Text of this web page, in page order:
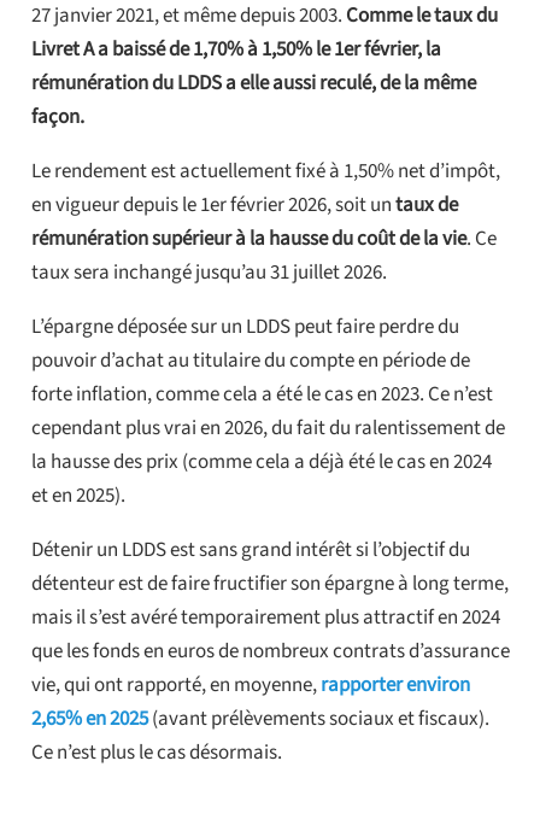
27 janvier 2021, et même depuis 2003. Comme le taux du
Livret A a baissé de 1,70% à 1,50% le 1er février, la
rémunération du LDDS a elle aussi reculé, de la même
façon.
Le rendement est actuellement fixé à 1,50% net d’impôt,
en vigueur depuis le 1er février 2026, soit untaux de
rémunération supérieur à la hausse du coût de la vie. Ce
taux sera inchangé jusqu’au 31 juillet 2026.
L’épargne déposée sur un LDDS peut faire perdre du
pouvoir d’achat au titulaire du compte en période de
forte inflation, comme cela a été le cas en 2023. Ce n’est
cependant plus vrai en 2026, du fait du ralentissement de
la hausse des prix (comme cela a déjà été le cas en 2024
et en 2025).
Détenir un LDDS est sans grand intérêt si l’objectif du
détenteur est de faire fructifier son épargne à long terme,
mais il s’est avéré temporairement plus attractif en 2024
que les fonds en euros de nombreux contrats d’assurance
vie, qui ont rapporté, en moyenne,rapporter environ
2,65% en 2025(avant prélèvements sociaux et fiscaux).
Ce n’est plus le cas désormais.